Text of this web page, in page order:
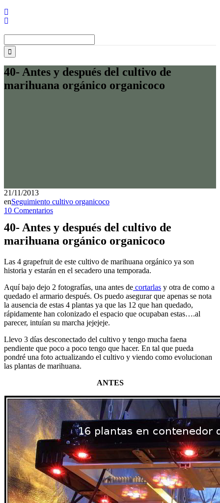
40- Antes y después del cultivo de
marihuana orgánico organicoco
21/11/2013
enSeguimiento cultivo organicoco
10 Comentarios
40- Antes y después del cultivo de
marihuana orgánico organicoco
Las 4 grapefruit de este cultivo de marihuana orgánico ya son
historia y estarán en el secadero una temporada.
Aquí bajo dejo 2 fotografías, una antes de cortarlas y otra de como a
quedado el armario después. Os puedo asegurar que apenas se nota
la ausencia de estas 4 plantas ya que las 12 que han quedado,
rápidamente han colonizado el espacio que ocupaban estas….al
parecer, intuían su marcha jejejeje.
Llevo 3 días desconectado del cultivo y tengo mucha faena
pendiente que poco a poco tengo que hacer. En tal que pueda
pondré una foto actualizando el cultivo y viendo como evolucionan
las plantas de marihuana.
ANTES